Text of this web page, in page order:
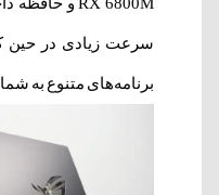
سرعت زیادی در حین
برنامه‌های متنوع به